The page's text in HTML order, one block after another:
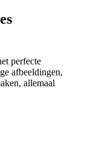
perfecte
afbeeldingen,
allemaal